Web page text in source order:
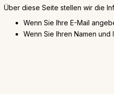
Über diese Seite stellen wir die
Wenn Sie Ihre E-Mail
Wenn Sie Ihren Namen